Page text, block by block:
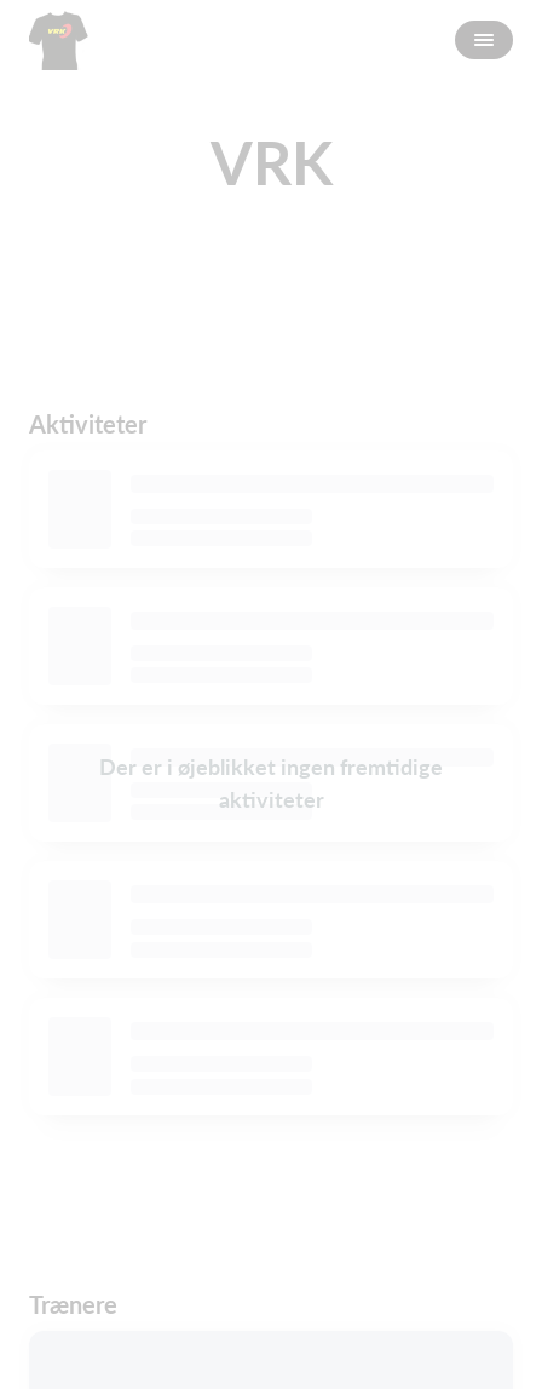
VRK
Aktiviteter
Der er i øjeblikket ingen fremtidige
aktiviteter
Trænere